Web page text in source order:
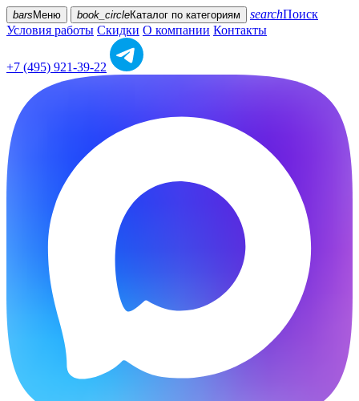
bars Меню book_circleКаталог по категориям searchПоиск
Условия работы Скидки О компании Контакты
+7 (495) 921-39-22